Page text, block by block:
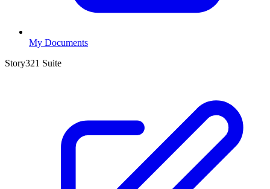
My Documents
Story321 Suite